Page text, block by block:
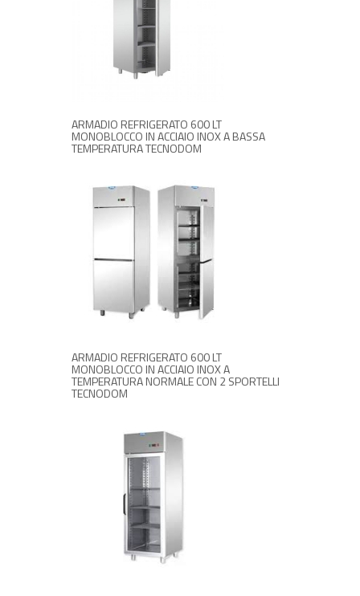
ARMADIO REFRIGERATO 600 LT
MONOBLOCCO IN ACCIAIO INOX A BASSA
TEMPERATURA TECNODOM
RICHIEDI INFORMAZIONI
ARMADIO REFRIGERATO 600 LT
MONOBLOCCO IN ACCIAIO INOX A
TEMPERATURA NORMALE CON 2 SPORTELLI
TECNODOM
RICHIEDI INFORMAZIONI
RICHIEDI INFORMAZIONI